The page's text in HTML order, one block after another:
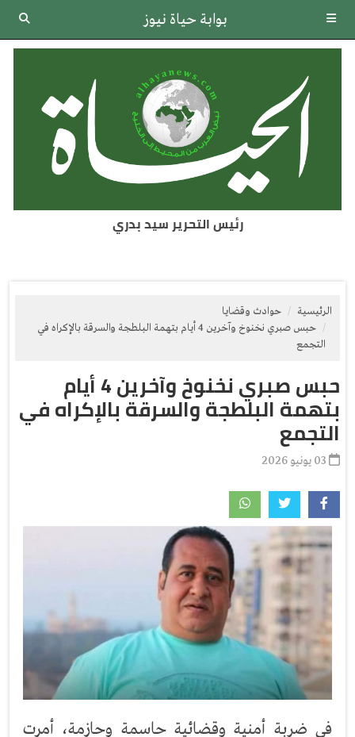
بوابة حياة نيوز
رئيس التحرير سيد بدري
الرئيسية
حوادث وقضايا
حبس صبري نخنوخ وآخرين 4 أيام بتهمة البلطجة والسرقة بالإكراه في
التجمع
حبس صبري نخنوخ وآخرين 4 أيام
بتهمة البلطجة والسرقة بالإكراه في
التجمع
في ضربة أمنية وقضائية حاسمة وحازمة، أمرت